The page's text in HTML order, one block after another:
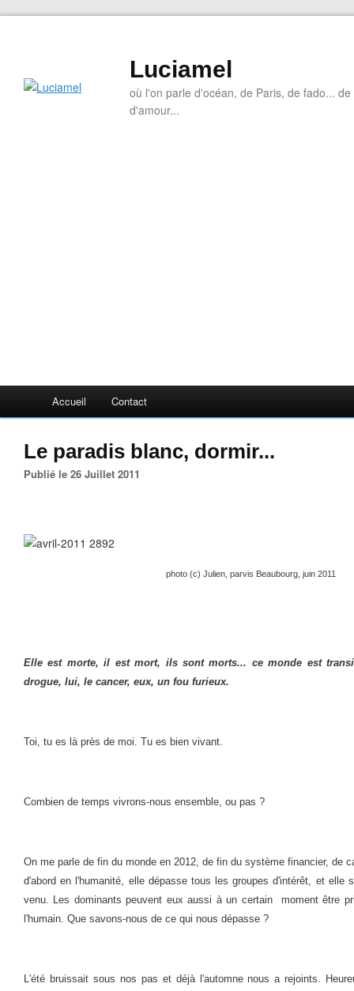
Luciamel
où l'on parle d'océan, de Paris, de fado...
d'amour...
Accueil Contact
Le paradis blanc, dormir...
Publié le 26 Juillet 2011
photo (c) Julien, parvis Beaubourg, juin 2011
Elle est morte, il est mort, ils sont morts... ce monde est
drogue, lui, le cancer, eux, un fou furieux.
Toi, tu es là près de moi. Tu es bien vivant.
Combien de temps vivrons-nous ensemble, ou pas ?
On me parle de fin du monde en 2012, de fin du système financier, de
d'abord en l'humanité, elle dépasse tous les groupes d'intérêt, et elle
venu. Les dominants peuvent eux aussi à un certain moment être
l'humain. Que savons-nous de ce qui nous dépasse ?
L'été bruissait sous nos pas et déjà l'automne nous a rejoints.